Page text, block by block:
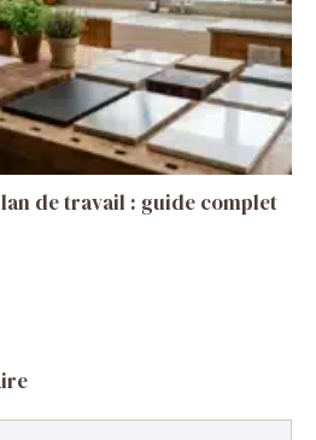
de travail : guide complet